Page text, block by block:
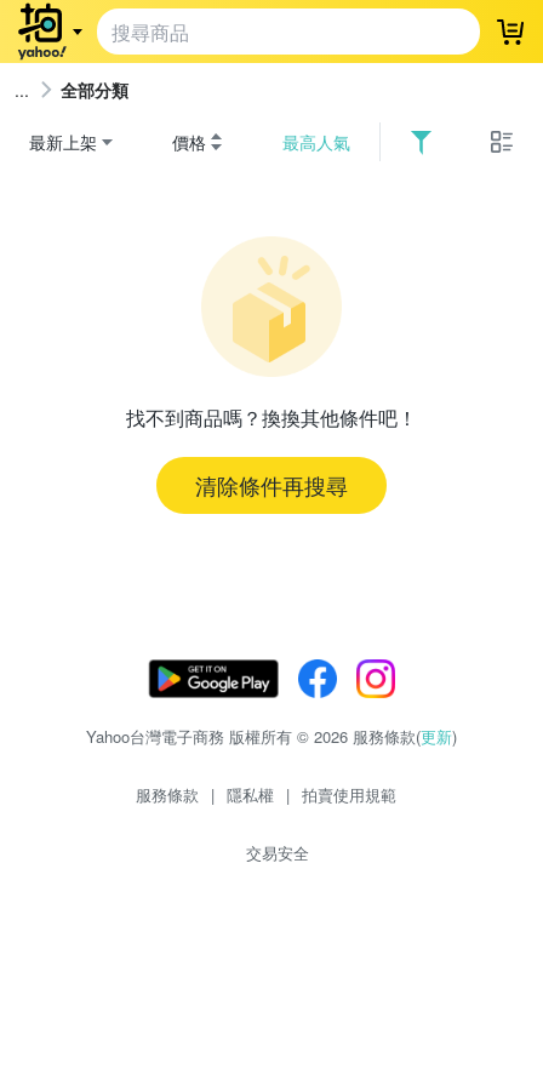
登
全部分類
最新上架 價格 最高人氣
找不到商品嗎？換換其他條件吧！
清除條件再搜尋
Yahoo台灣電子商務 版權所有 © 2026 服務條款(更新)
服務條款 | 隱私權 | 拍賣使用規範
交易安全